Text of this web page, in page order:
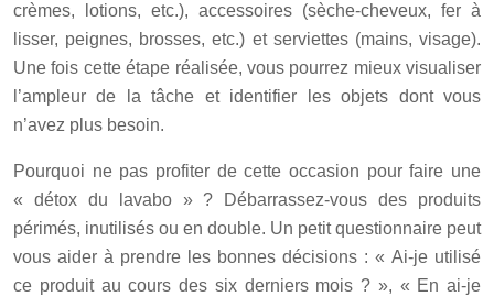
crèmes, lotions, etc.), accessoires (sèche-cheveux, fer à
lisser, peignes, brosses, etc.) et serviettes (mains, visage).
Une fois cette étape réalisée, vous pourrez mieux visualiser
l’ampleur de la tâche et identifier les objets dont vous
n’avez plus besoin.
Pourquoi ne pas profiter de cette occasion pour faire une
« détox du lavabo » ? Débarrassez-vous des produits
périmés, inutilisés ou en double. Un petit questionnaire peut
vous aider à prendre les bonnes décisions : « Ai-je utilisé
ce produit au cours des six derniers mois ? », « En ai-je